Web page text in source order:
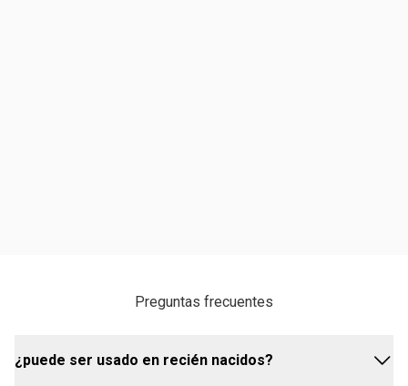
Preguntas frecuentes
¿puede ser usado en recién nacidos?